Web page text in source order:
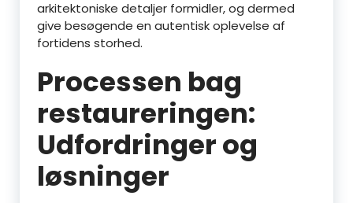
arkitektoniske detaljer formidler, og dermed
give besøgende en autentisk oplevelse af
fortidens storhed.
Processen bag
restaureringen:
Udfordringer og
løsninger